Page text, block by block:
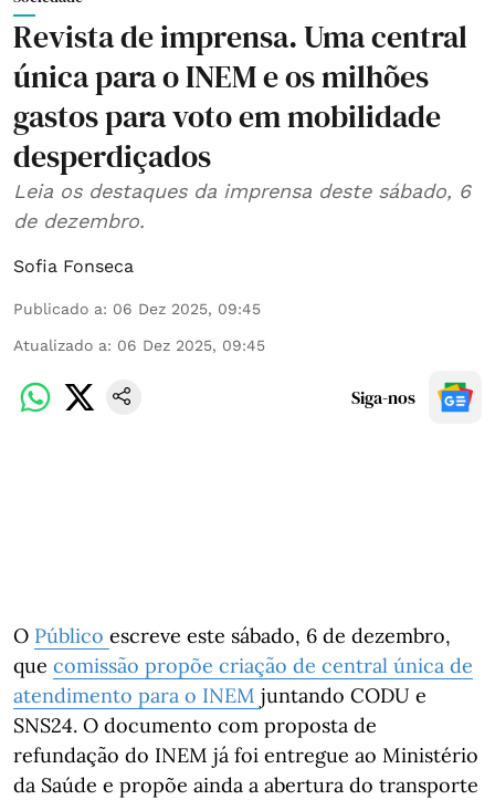
Revista de imprensa. Uma central
única para o INEM e os milhões
gastos para voto em mobilidade
desperdiçados
Leia os destaques da imprensa deste sábado, 6
de dezembro.
Sofia Fonseca
Publicado a: 06 Dez 2025, 09:45
Atualizado a: 06 Dez 2025, 09:45
Siga-nos
O Público escreve este sábado, 6 de dezembro,
que comissão propõe criação de central única de
atendimento para o INEM juntando CODU e
SNS24. O documento com proposta de
refundação do INEM já foi entregue ao Ministério
da Saúde e propõe ainda a abertura do transporte